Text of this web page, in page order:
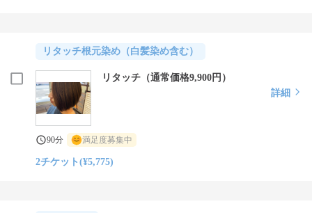
リタッチ根元染め（白髪染め含む）
リタッチ（通常価格9,900円）
詳細
90分 満足度募集中
2チケット(¥5,775)